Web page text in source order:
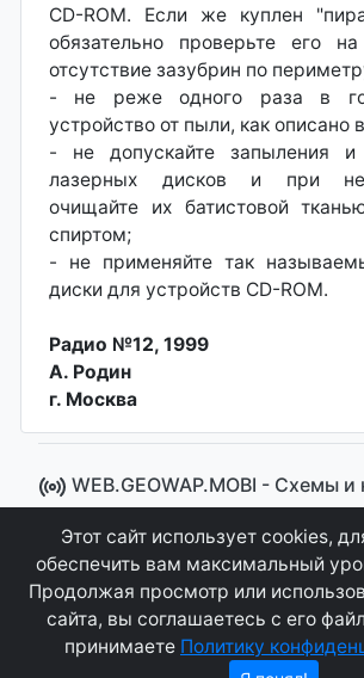
CD-ROM. Если же куплен
обязательно проверьте его на
отсутствие зазубрин по
- не реже одного раза в
устройство от пыли, как описано
- не допускайте запыления и
лазерных дисков и при
очищайте их батистовой
спиртом;
- не применяйте так
диски для устройств CD-ROM.
Радио №12, 1999
А. Родин
г. Москва
WEB.GEOWAP.MOBI - Cхемы
© 2008 - 2021
Сайт управляется системой
Icemont.
Соглашение
Контакты
Этот сайт использует cookies,
обеспечить вам максимальный
Продолжая просмотр или
сайта, вы соглашаетесь с его
принимаете Политику